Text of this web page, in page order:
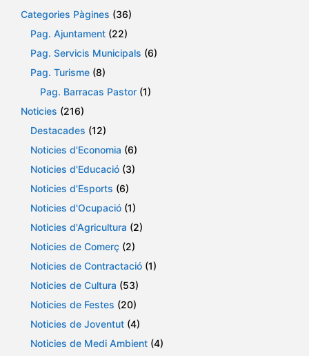
Categories Pàgines (36)
Pag. Ajuntament (22)
Pag. Servicis Municipals (6)
Pag. Turisme (8)
Pag. Barracas Pastor (1)
Noticies (216)
Destacades (12)
Noticies d'Economia (6)
Noticies d'Educació (3)
Noticies d'Esports (6)
Noticies d'Ocupació (1)
Noticies d'Agricultura (2)
Noticies de Comerç (2)
Noticies de Contractació (1)
Noticies de Cultura (53)
Noticies de Festes (20)
Noticies de Joventut (4)
Noticies de Medi Ambient (4)